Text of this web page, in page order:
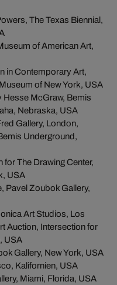
The Texas Biennial,
of American Art,
in Contemporary Art,
of New York, USA
Hesse McGraw, Bemis
Nebraska, USA
Gallery, London,
Underground,
The Drawing Center,
USA
Pavel Zoubok Gallery,
Art Studios, Los
Auction, Intersection for
USA
Gallery, New York, USA
Kalifornien, USA
Miami, Florida, USA